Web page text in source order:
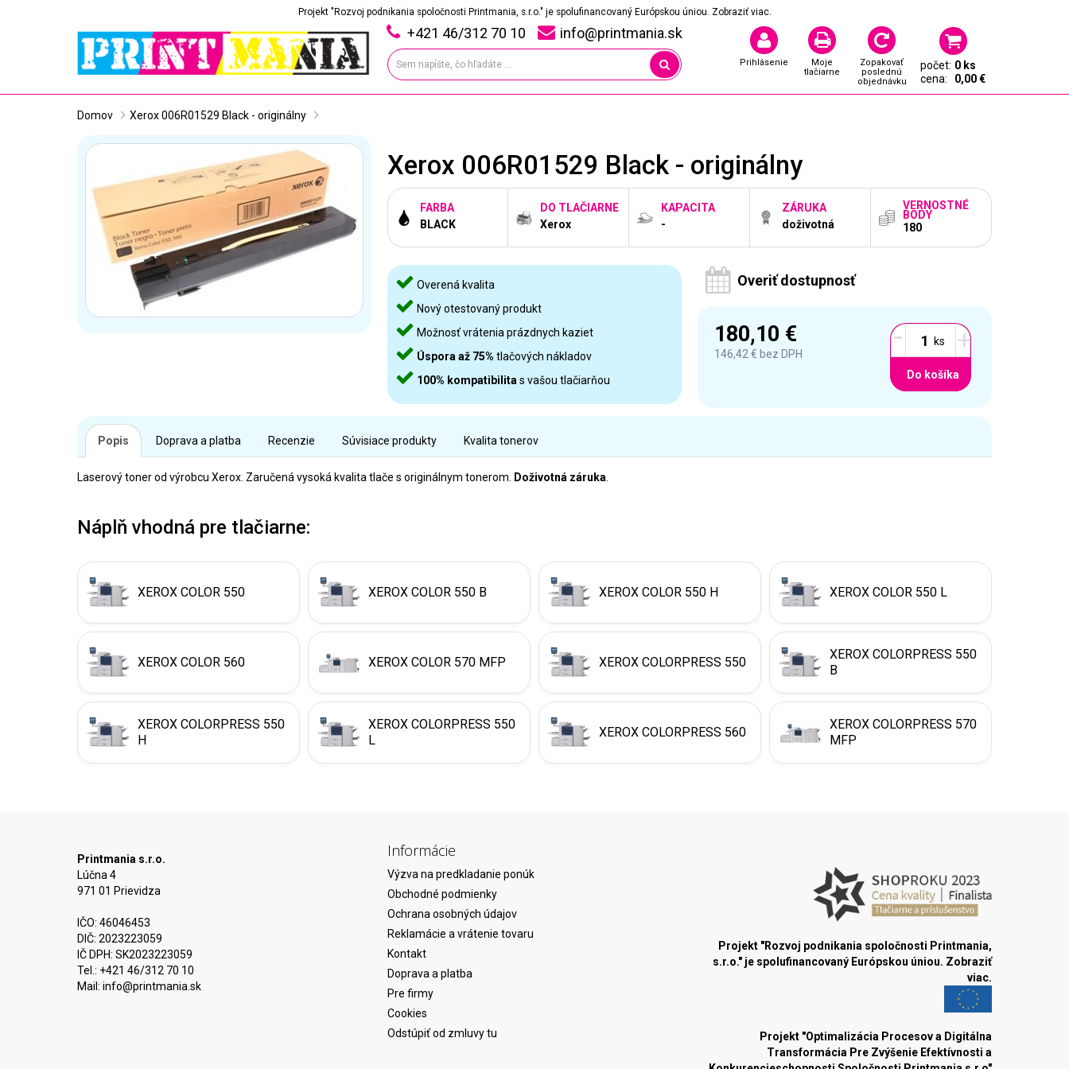
Projekt "Rozvoj podnikania spoločnosti Printmania, s.r.o." je spolufinancovaný Európskou úniou. Zobraziť viac.
+421 46/312 70 10 info@printmania.sk
Prihlásenie
Moje
tlačiarne
Zopakovať
poslednú
objednávku
počet: 0 ks
cena:
0,00 €
Domov Xerox 006R01529 Black - originálny
Xerox 006R01529 Black - originálny
FARBA
BLACK
DO TLAČIARNE
Xerox
KAPACITA
-
ZÁRUKA
doživotná
VERNOSTNÉ
BODY
180
Overená kvalita
Nový otestovaný produkt
Možnosť vrátenia prázdnych kaziet
Úspora až 75% tlačových nákladov
100% kompatibilita s vašou tlačiarňou
Overiť dostupnosť
180,10 €
146,42 € bez DPH - +
Do košíka
Popis Doprava a platba Recenzie Súvisiace produkty Kvalita tonerov
Laserový toner od výrobcu Xerox. Zaručená vysoká kvalita tlače s originálnym tonerom. Doživotná záruka
Náplň vhodná pre tlačiarne:
XEROX COLOR 550 XEROX COLOR 550 B XEROX COLOR 550 H XEROX COLOR 550 L
XEROX COLOR 560 XEROX COLOR 570 MFP XEROX COLORPRESS 550
XEROX COLORPRESS 550
B
XEROX COLORPRESS 550
H
XEROX COLORPRESS 550
L
XEROX COLORPRESS 560
XEROX COLORPRESS 570
MFP
Printmania s.r.o.
Lúčna 4
971 01 Prievidza
IČO: 46046453
DIČ: 2023223059
IČ DPH: SK2023223059
Tel.: +421 46/312 70 10
Mail: info@printmania.sk
Informácie
Výzva na predkladanie ponúk
Obchodné podmienky
Ochrana osobných údajov
Reklamácie a vrátenie tovaru
Kontakt
Doprava a platba
Pre firmy
Cookies
Odstúpiť od zmluvy tu
Projekt "Rozvoj podnikania spoločnosti Printmania,
s.r.o." je spolufinancovaný Európskou úniou. Zobraziť
viac.
Projekt "Optimalizácia Procesov a Digitálna
Transformácia Pre Zvýšenie Efektívnosti a